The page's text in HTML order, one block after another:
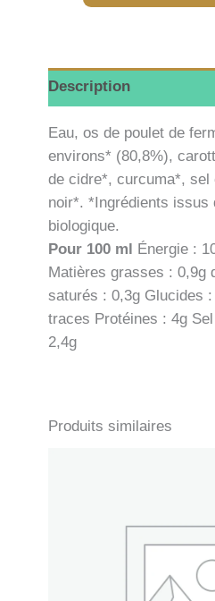
Description
Eau, os de poulet de
environs* (80,8%),
de cidre*, curcuma*, sel
noir*. *Ingrédients issus
biologique.
Pour 100 ml Énergie :
Matières grasses : 0,9g
saturés : 0,3g Glucides
traces Protéines : 4g
2,4g
Produits similaires